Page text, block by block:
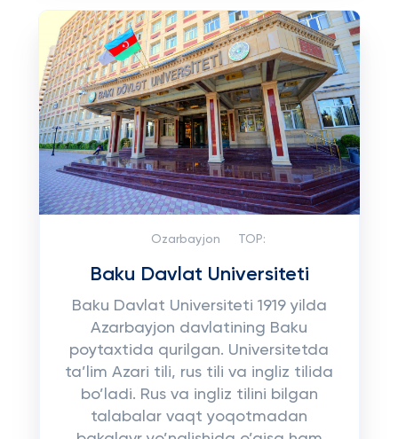
Ozarbayjon TOP:
Baku Davlat Universiteti
Baku Davlat Universiteti 1919 yilda
Azarbayjon davlatining Baku
poytaxtida qurilgan. Universitetda
ta’lim Azari tili, rus tili va ingliz tilida
bo’ladi. Rus va ingliz tilini bilgan
talabalar vaqt yoqotmadan